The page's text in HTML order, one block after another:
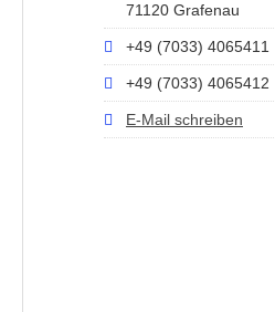
71120 Grafenau
+49 (7033) 4065411
+49 (7033) 4065412
E-Mail schreiben